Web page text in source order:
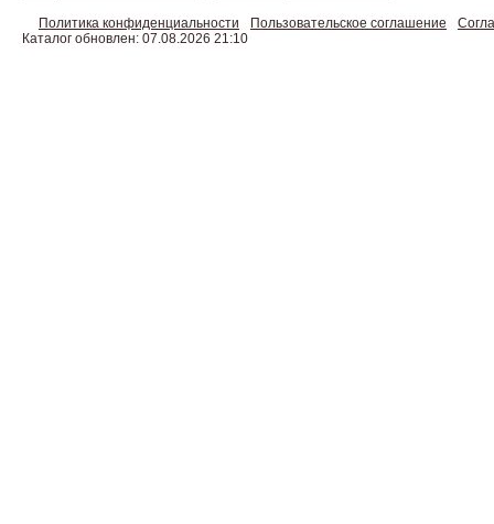
Политика конфиденциальности Пользовательское соглашение
Каталог обновлен: 07.08.2026 21:10